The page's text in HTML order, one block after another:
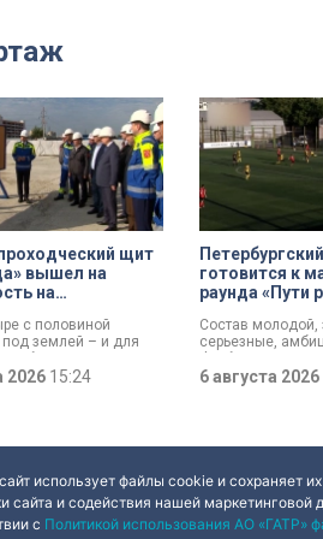
щит
вышел на
на
с половиной
под землей – и для
щит вышел на
Беглову и
Бельскому.
2026 15:24
готовится к
раунда «Пути
Состав молодой,
серьезные,
выступающая во
корреспондент
петербургского
преддверии
6 августа 2026
использует файлы cookie и сохраняет
сайта и содействия нашей
с Политикой использования АО «ГАТР»